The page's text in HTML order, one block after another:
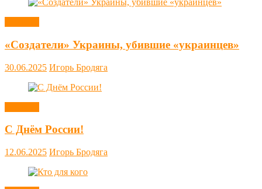
«Создатели» Украины, убившие «украинцев»
30.06.2025 Игорь Бродяга
С Днём России!
12.06.2025 Игорь Бродяга